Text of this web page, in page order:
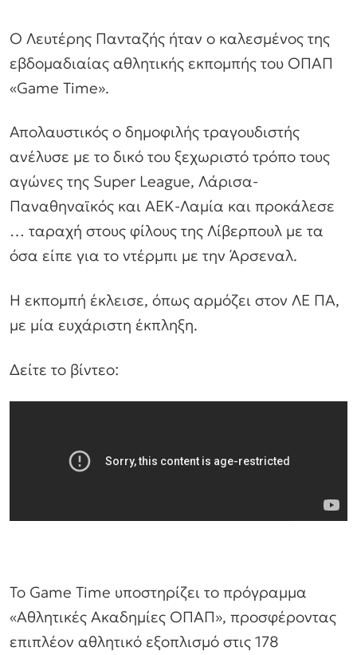
Ο Λευτέρης Πανταζής ήταν ο καλεσμένος της
εβδομαδιαίας αθλητικής εκπομπής του ΟΠΑΠ
«Game Time».
Απολαυστικός ο δημοφιλής τραγουδιστής
ανέλυσε με το δικό του ξεχωριστό τρόπο τους
αγώνες της Super League, Λάρισα-
Παναθηναϊκός και ΑΕΚ-Λαμία και προκάλεσε
… ταραχή στους φίλους της Λίβερπουλ με τα
όσα είπε για το ντέρμπι με την Άρσεναλ.
Η εκπομπή έκλεισε, όπως αρμόζει στον ΛΕ ΠΑ,
με μία ευχάριστη έκπληξη.
Δείτε το βίντεο:
Το Game Time υποστηρίζει το πρόγραμμα
«Αθλητικές Ακαδημίες ΟΠΑΠ», προσφέροντας
επιπλέον αθλητικό εξοπλισμό στις 178